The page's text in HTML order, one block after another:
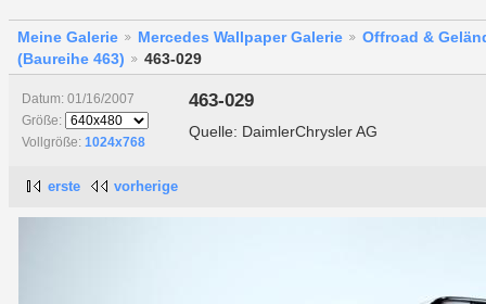
Meine Galerie Mercedes Wallpaper Galerie
Offroad &
(Baureihe 463)
463-029
Datum: 01/16/2007
Größe:
Vollgröße: 1024x768
463-029
Quelle: DaimlerChrysler AG
erste vorherige